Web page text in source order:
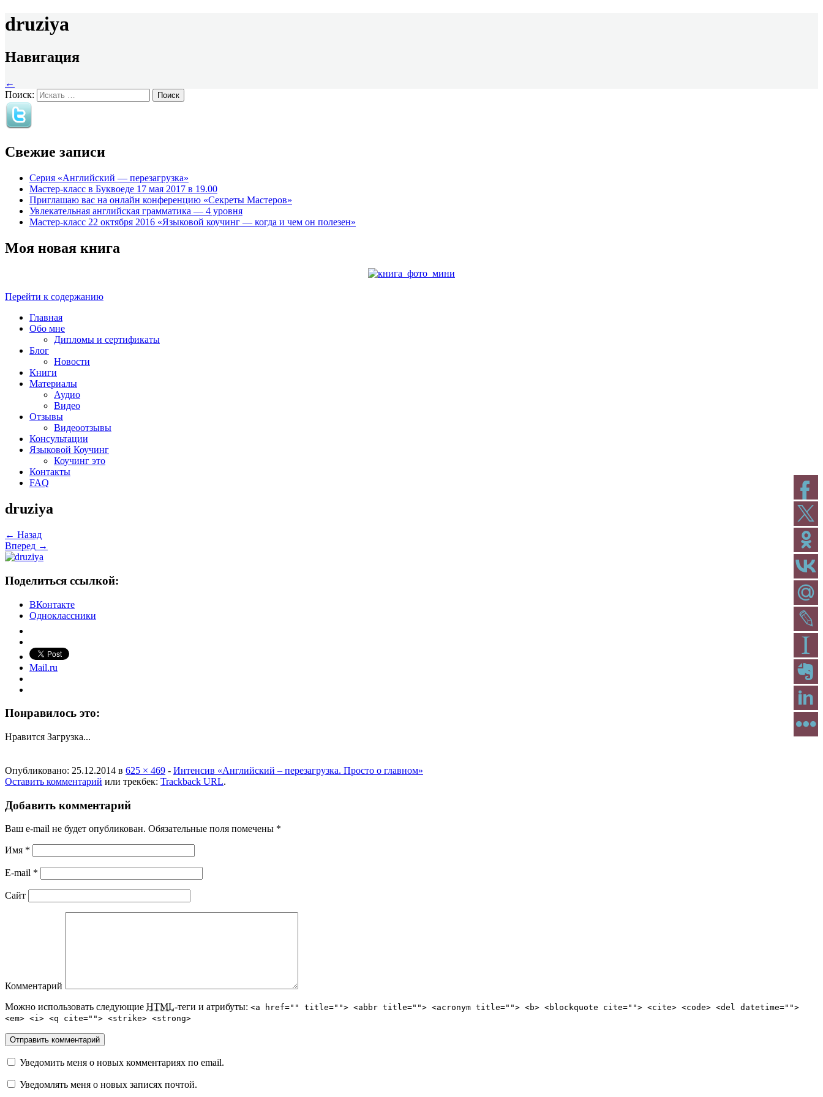
druziya
Навигация
←
Поиск:
Свежие записи
Серия «Английский — перезагрузка»
Мастер-класс в Буквоеде 17 мая 2017 в 19.00
Приглашаю вас на онлайн конференцию «Секреты Мастеров»
Увлекательная английская грамматика — 4 уровня
Мастер-класс 22 октября 2016 «Языковой коучинг — когда и чем он полезен»
Моя новая книга
Перейти к содержанию
Главная
Обо мне
Дипломы и сертификаты
Блог
Новости
Книги
Материалы
Аудио
Видео
Отзывы
Видеоотзывы
Консультации
Языковой Коучинг
Коучинг это
Контакты
FAQ
druziya
← Назад
Вперед →
Поделиться ссылкой:
ВКонтакте
Одноклассники
Mail.ru
Понравилось это:
Нравится Загрузка...
Опубликовано: 25.12.2014 в 625 × 469 - Интенсив «Английский – перезагрузка. Просто о главном»
Оставить комментарий или трекбек: Trackback URL.
Добавить комментарий
Ваш e-mail не будет опубликован. Обязательные поля помечены *
Имя *
E-mail *
Сайт
Комментарий
Можно использовать следующие HTML-теги и атрибуты: <a href="" title=""> <abbr title=""> <acronym title=""> <b> <blockquote cite=""> <cite> <code> <del datetime="">
<em> <i> <q cite=""> <strike> <strong>
Уведомить меня о новых комментариях по email.
Уведомлять меня о новых записях почтой.